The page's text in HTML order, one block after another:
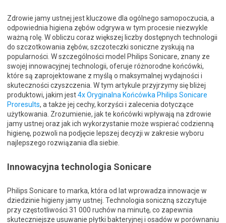
Zdrowie jamy ustnej jest kluczowe dla ogólnego samopoczucia, a
odpowiednia higiena zębów odgrywa w tym procesie niezwykle
ważną rolę. W obliczu coraz większej liczby dostępnych technologii
do szczotkowania zębów, szczoteczki soniczne zyskują na
popularności. W szczególności model Philips Sonicare, znany ze
swojej innowacyjnej technologii, oferuje różnorodne końcówki,
które są zaprojektowane z myślą o maksymalnej wydajności i
skuteczności czyszczenia. W tym artykule przyjrzymy się bliżej
produktowi, jakim jest4x Oryginalna Końcówka Philips Sonicare
Proresults, a także jej cechy, korzyści i zalecenia dotyczące
użytkowania. Zrozumienie, jak te końcówki wpływają na zdrowie
jamy ustnej oraz jak ich wykorzystanie może wspierać codzienną
higienę, pozwoli na podjęcie lepszej decyzji w zakresie wyboru
najlepszego rozwiązania dla siebie.
Innowacyjna technologia Sonicare
Philips Sonicare to marka, która od lat wprowadza innowacje w
dziedzinie higieny jamy ustnej. Technologia soniczną szczytuje
przy częstotliwości 31 000 ruchów na minutę, co zapewnia
skuteczniejsze usuwanie płytki bakteryjnej i osadów w porównaniu